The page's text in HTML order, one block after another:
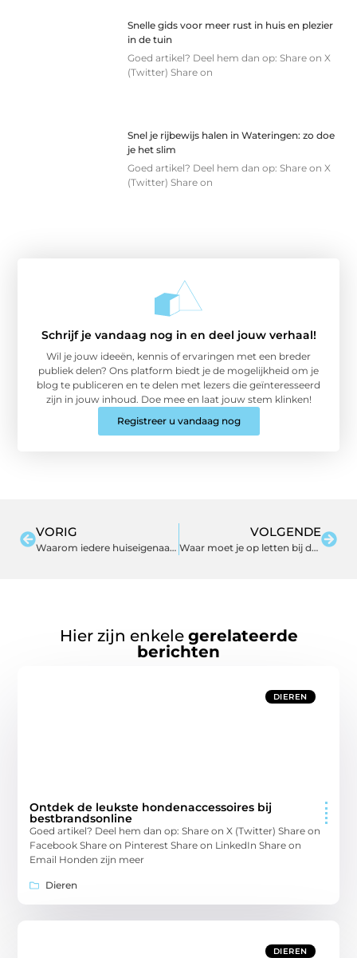
Snelle gids voor meer rust in huis en plezier
in de tuin
Goed artikel? Deel hem dan op: Share on X
(Twitter) Share on
Snel je rijbewijs halen in Wateringen: zo doe
je het slim
Goed artikel? Deel hem dan op: Share on X
(Twitter) Share on
Schrijf je vandaag nog in en deel jouw verhaal!
Wil je jouw ideeën, kennis of ervaringen met een breder
publiek delen? Ons platform biedt je de mogelijkheid om je
blog te publiceren en te delen met lezers die geïnteresseerd
zijn in jouw inhoud. Doe mee en laat jouw stem klinken!
Registreer u vandaag nog
VORIG
Waarom iedere huiseigenaar in Waalwijk een goede dakdekker nodig heeft
VOLGENDE
Waar moet je op letten bij de aanschaf van een autotransporter
Hier zijn enkele gerelateerde
berichten
DIEREN
Ontdek de leukste hondenaccessoires bij
bestbrandsonline
Goed artikel? Deel hem dan op: Share on X (Twitter) Share on
Facebook Share on Pinterest Share on LinkedIn Share on
Email Honden zijn meer
Dieren
DIEREN